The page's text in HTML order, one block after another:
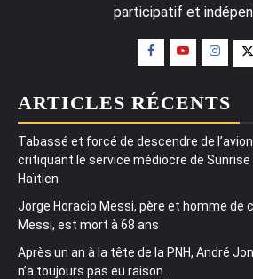
participatif et
ARTICLES RÉCENTS
Tabassé et forcé de descendre de
critiquant le service médiocre de Sunrise
Haïtien
Jorge Horacio Messi, père et homme de
Messi, est mort à 68 ans
Après un an à la tête de la PNH, André
n’a toujours pas eu raison…